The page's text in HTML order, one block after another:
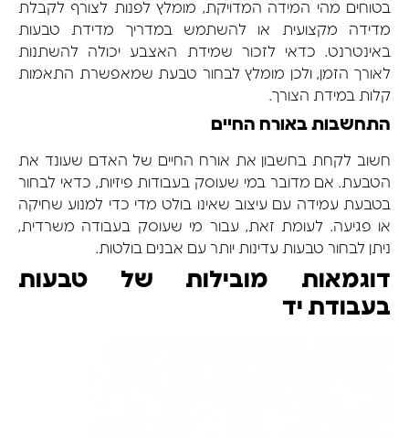
בטוחים מהי המידה המדויקת, מומלץ לפנות לצורף לקבלת
מדידה מקצועית או להשתמש במדריך מדידת טבעות
באינטרנט. כדאי לזכור שמידת האצבע יכולה להשתנות
לאורך הזמן, ולכן מומלץ לבחור טבעת שמאפשרת התאמות
קלות במידת הצורך.
התחשבות באורח החיים
חשוב לקחת בחשבון את אורח החיים של האדם שעונד את
הטבעת. אם מדובר במי שעוסק בעבודות פיזיות, כדאי לבחור
בטבעת עמידה עם עיצוב שאינו בולט מדי כדי למנוע שחיקה
או פגיעה. לעומת זאת, עבור מי שעוסק בעבודה משרדית,
ניתן לבחור טבעות עדינות יותר עם אבנים בולטות.
דוגמאות מובילות של טבעות
בעבודת יד